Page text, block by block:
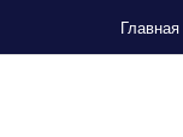
Главная